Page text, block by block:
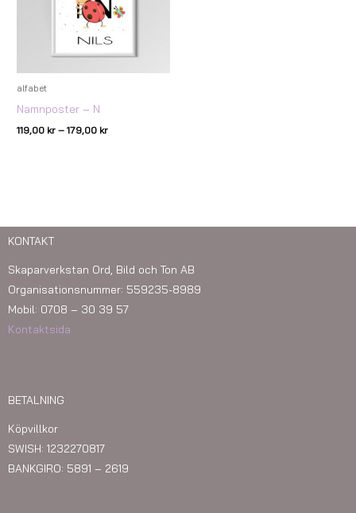
alfabet
Namnposter – N
119,00 kr – 179,00 kr
KONTAKT
Skaparverkstan Ord, Bild och Ton AB
Organisationsnummer: 559235-8989
Mobil: 0708 – 30 39 57
Kontaktsida
BETALNING
Köpvillkor
SWISH: 1232270817
BANKGIRO: 5891 – 2619